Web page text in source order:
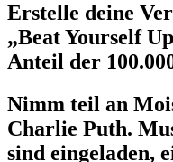
Erstelle deine
„Beat Yourself
Anteil der
Nimm teil an
Charlie Puth.
sind eingeladen,